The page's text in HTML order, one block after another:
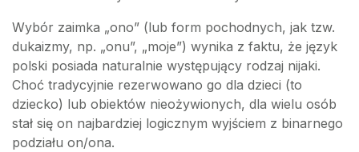
Wybór zaimka „ono” (lub form pochodnych, jak tzw.
dukaizmy, np. „onu”, „moje”) wynika z faktu, że język
polski posiada naturalnie występujący rodzaj nijaki.
Choć tradycyjnie rezerwowano go dla dzieci (to
dziecko) lub obiektów nieożywionych, dla wielu osób
stał się on najbardziej logicznym wyjściem z binarnego
podziału on/ona.